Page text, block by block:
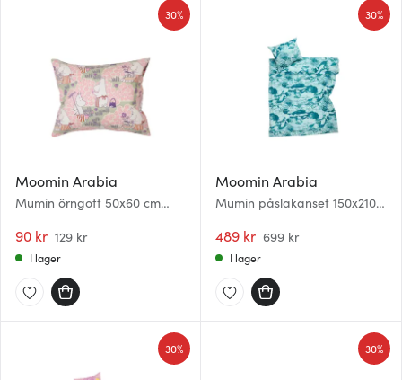
Moomin Arabia
Mumin örngott 50x60 cm
90 kr 129 kr
30%
I lager
Moomin Arabia
Mumin påslakanset 150x210
489 kr 699 kr
30%
I lager
30% 30%